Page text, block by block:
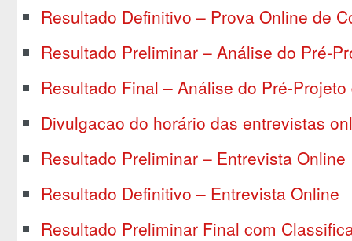
Resultado Definitivo – Prova Online de
Resultado Preliminar – Análise do Pré-
Resultado Final – Análise do Pré-
Divulgacao do horário das entrevistas
Resultado Preliminar – Entrevista Online
Resultado Definitivo – Entrevista Online
Resultado Preliminar Final com